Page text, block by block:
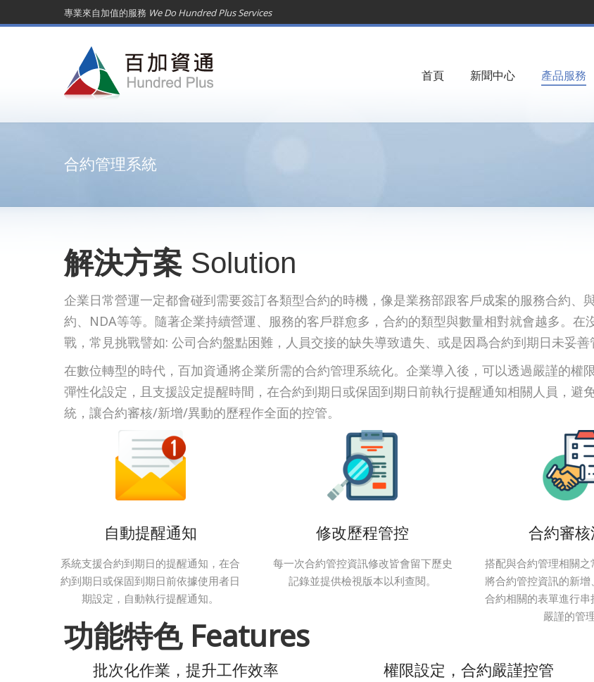
專業來自加值的服務 We Do Hundred Plus Services
首頁 新聞中心 產品服務
合約管理系統
解決方案 Solution
企業日常營運一定都會碰到需要簽訂各類型合約的時機，像是業務部跟客戶成案的服務合約、
約、NDA等等。隨著企業持續營運、服務的客戶群愈多，合約的類型與數量相對就會越多。
戰，常見挑戰譬如: 公司合約盤點困難，人員交接的缺失導致遺失、或是因爲合約到期日未妥善
在數位轉型的時代，百加資通將企業所需的合約管理系統化。企業導入後，可以透過嚴謹的
彈性化設定，且支援設定提醒時間，在合約到期日或保固到期日前執行提醒通知相關人員，避
統，讓合約審核/新增/異動的歷程作全面的控管。
自動提醒通知
系統支援合約到期日的提醒通知，在合
約到期日或保固到期日前依據使用者日
期設定，自動執行提醒通知。
修改歷程管控
每一次合約管控資訊修改皆會留下歷史
記錄並提供檢視版本以利查閱。
合約審核
搭配與合約管理相關之
將合約管控資訊的新
合約相關的表單進行
嚴謹的管理
功能特色 Features
批次化作業，提升工作效率 權限設定，合約嚴謹控管